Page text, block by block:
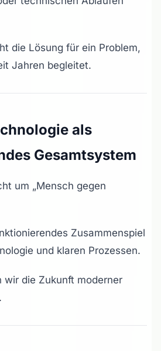
die Lösung für ein Problem,
Jahren begleitet.
als
Gesamtsystem
um „Mensch gegen
Zusammenspiel
und klaren Prozessen.
wir die Zukunft moderner